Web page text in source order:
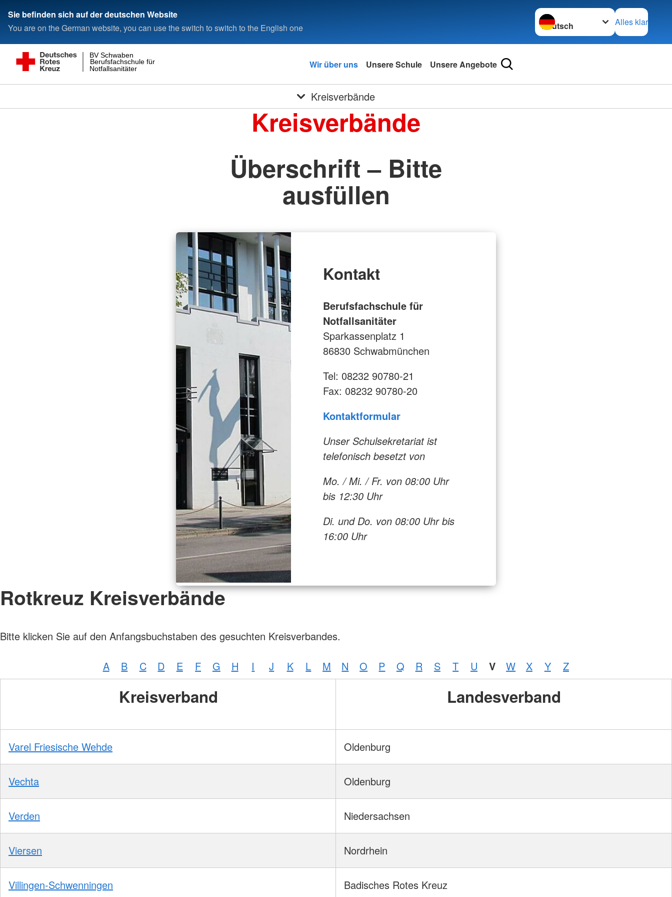
Sie befinden sich auf der deutschen Website
You are on the German website, you can use the switch to switch to the English one
Sprache wechseln zu
Alles klar
Notfallsanitäter
Berufsfachschule für
BV Schwaben
Wir über uns Unsere Schule Unsere Angebote
Kreisverbände
Kreisverbände
Überschrift – Bitte
ausfüllen
Kontakt
Berufsfachschule für
Notfallsanitäter
Sparkassenplatz 1
86830 Schwabmünchen
Tel: 08232 90780-21
Fax: 08232 90780-20
Kontaktformular
Unser Schulsekretariat ist
telefonisch besetzt von
Mo. / Mi. / Fr. von 08:00 Uhr
bis 12:30 Uhr
Di. und Do. von 08:00 Uhr bis
16:00 Uhr
Rotkreuz Kreisverbände
Bitte klicken Sie auf den Anfangsbuchstaben des gesuchten Kreisverbandes.
A B C D E F G H I J K L M N O P Q R S T U V W X Y Z
Kreisverband Landesverband
Varel Friesische Wehde Oldenburg
Vechta Oldenburg
Verden Niedersachsen
Viersen Nordrhein
Villingen-Schwenningen Badisches Rotes Kreuz